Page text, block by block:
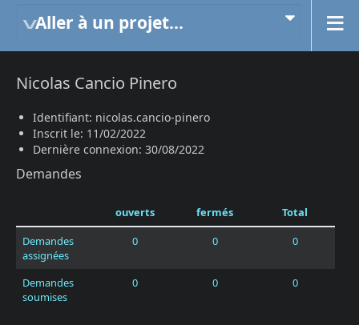
Aller à un projet...
Nicolas Cancio Pinero
Identifiant: nicolas.cancio-pinero
Inscrit le: 11/02/2022
Dernière connexion: 30/08/2022
Demandes
ouverts fermés
Total
Demandes
assignées
0 0 0
Demandes
soumises
0 0 0